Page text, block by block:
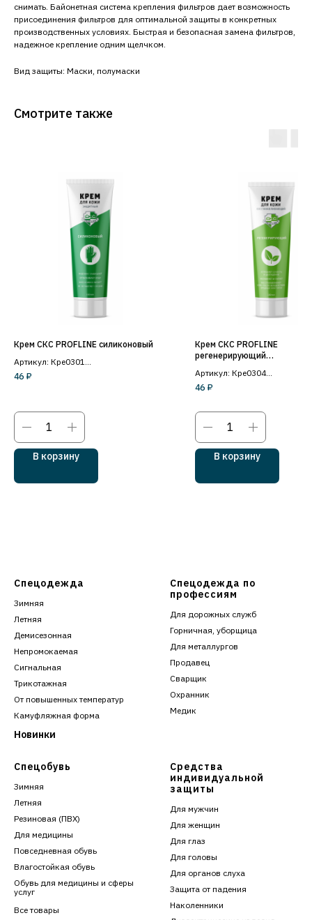
снимать. Байонетная система крепления фильтров дает возможность
присоединения фильтров для оптимальной защиты в конкретных
производственных условиях. Быстрая и безопасная замена фильтров,
надежное крепление одним щелчком.
Вид защиты: Маски, полумаски
Смотрите также
Крем СКС PROFLINE силиконовый
Артикул: Кре0301
100мл.
46 ₽
В корзину
Крем СКС PROFLINE
регенерирующий
Артикул: Кре0304
100мл.
46 ₽
В корзину
Спецодежда
Зимняя
Летняя
Демисезонная
Непромокаемая
Сигнальная
Трикотажная
От повышенных температур
Камуфляжная форма
Новинки
Спецодежда по
профессиям
Для дорожных служб
Горничная, уборщица
Для металлургов
Продавец
Сварщик
Охранник
Медик
Спецобувь
Зимняя
Летняя
Резиновая (ПВХ)
Для медицины
Повседневная обувь
Влагостойкая обувь
Обувь для медицины и сферы
услуг
Все товары
Средства
индивидуальной
защиты
Для мужчин
Для женщин
Для глаз
Для головы
Для органов слуха
Защита от падения
Наколенники